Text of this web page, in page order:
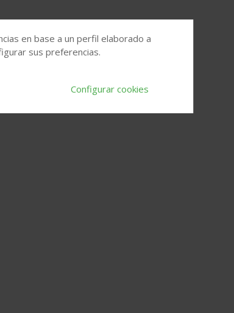
en base a un perfil elaborado a
sus preferencias.
Configurar cookies